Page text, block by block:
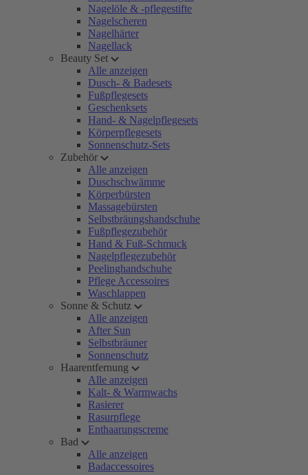
Nagelöle & -pflegestifte
Nagelscheren
Nagelhärter
Nagellack
Beauty Set
Alle anzeigen
Dusch- & Badesets
Fußpflegesets
Geschenksets
Hand- & Nagelpflegesets
Körperpflegesets
Sonnenschutz-Sets
Zubehör
Alle anzeigen
Duschschwämme
Körperbürsten
Massagebürsten
Selbstbräungshandschuhe
Fußpflegezubehör
Hand & Fuß-Schmuck
Nagelpflegezubehör
Peelinghandschuhe
Pflege Accessoires
Waschlappen
Sonne & Schutz
Alle anzeigen
After Sun
Selbstbräuner
Sonnenschutz
Haarentfernung
Alle anzeigen
Kalt- & Warmwachs
Rasierer
Rasurpflege
Enthaarungscreme
Bad
Alle anzeigen
Badaccessoires